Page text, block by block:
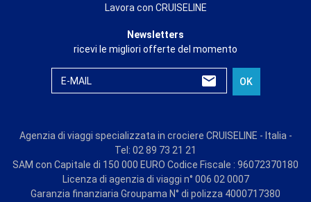
Lavora con CRUISELINE
Newsletters
ricevi le migliori offerte del momento
E-MAIL OK
Agenzia di viaggi specializzata in crociere CRUISELINE - Italia -
Tel: 02 89 73 21 21
SAM con Capitale di 150 000 EURO Codice Fiscale : 96072370180
Licenza di agenzia di viaggi n° 006 02 0007
Garanzia finanziaria Groupama N° di polizza 4000717380